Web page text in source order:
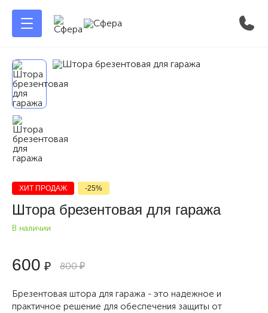
ХИТ ПРОДАЖ -25%
Штора брезентовая для гаража
В наличии
600 ₽ 800₽
Брезентовая штора для гаража - это надежное и
практичное решение для обеспечения защиты от